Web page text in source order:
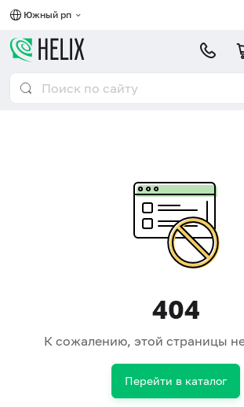
Южный рп
404
К сожалению, этой страницы
Перейти в каталог